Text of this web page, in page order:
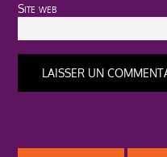
Site web